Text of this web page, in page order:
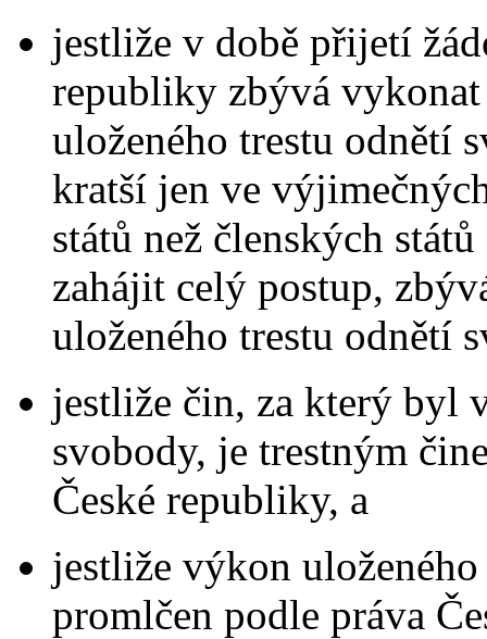
jestliže v době přijetí
republiky zbývá vykonat
uloženého trestu odnětí
kratší jen ve
států než členských
zahájit celý postup,
uloženého trestu odnětí
jestliže čin, za který byl
svobody, je trestným
České republiky, a
jestliže výkon
promlčen podle práva